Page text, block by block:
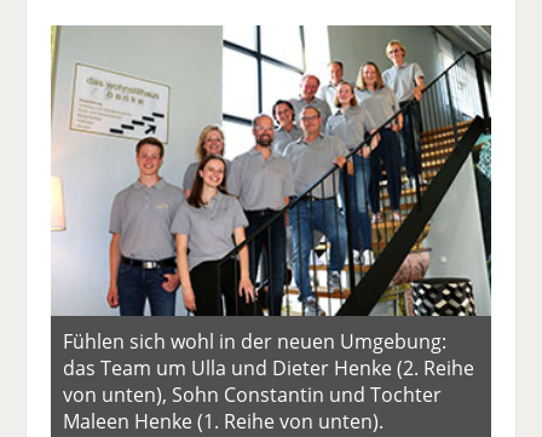
Fühlen sich wohl in der neuen Umgebung:
das Team um Ulla und Dieter Henke (2. Reihe
von unten), Sohn Constantin und Tochter
Maleen Henke (1. Reihe von unten).